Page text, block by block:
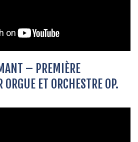
– PREMIÈRE
ET ORCHESTRE OP.